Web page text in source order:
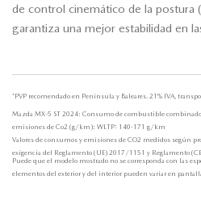
de control cinemático de la postura
garantiza una mejor estabilidad en
*PVP recomendado en Península y Baleares. 21% IVA,
Mazda MX-5 ST 2024: Consumo de combustible
emisiones de Co2 (g/km): WLTP: 140-171 g/km
Valores de consumos y emisiones de CO2 medidos según
exigencia del Reglamento (UE) 2017/1151 y Reglamento
Puede que el modelo mostrado no se corresponda con las
elementos del exterior y del interior pueden variar en